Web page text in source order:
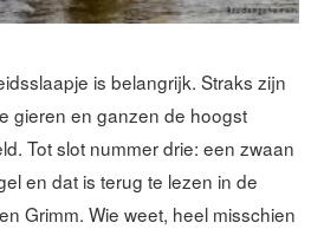
is belangrijk. Straks zijn
gieren en ganzen de hoogst
Tot slot nummer drie: een zwaan
en dat is terug te lezen in de
Grimm. Wie weet, heel misschien